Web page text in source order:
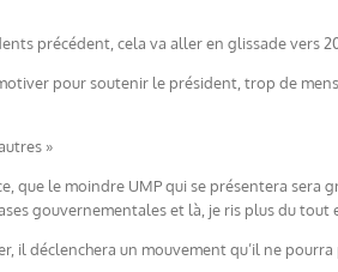
précédent, cela va aller en glissade vers
pour soutenir le président, trop de
»
que le moindre UMP qui se présentera
gouvernementales et là, je ris plus du tout
il déclenchera un mouvement qu’il ne